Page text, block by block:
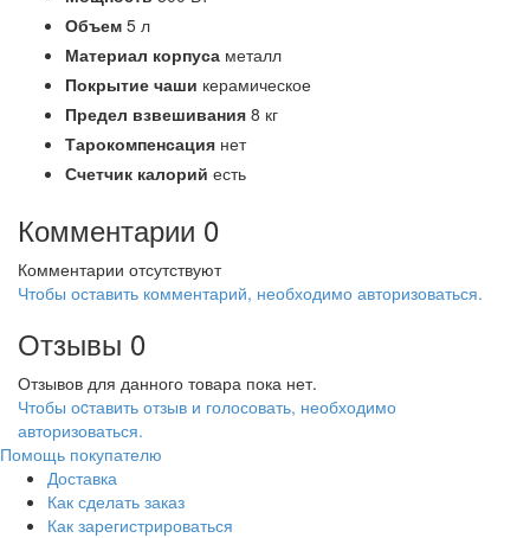
Объем 5 л
Материал корпуса металл
Покрытие чаши керамическое
Предел взвешивания 8 кг
Тарокомпенсация нет
Счетчик калорий есть
Комментарии 0
Комментарии отсутствуют
Чтобы оставить комментарий, необходимо авторизоваться.
Отзывы 0
Отзывов для данного товара пока нет.
Чтобы оcтавить отзыв и голосовать, необходимо
авторизоваться.
Помощь покупателю
Доставка
Как сделать заказ
Как зарегистрироваться